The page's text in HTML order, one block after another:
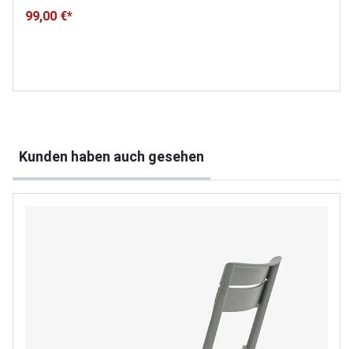
99,00 €*
Kunden haben auch gesehen